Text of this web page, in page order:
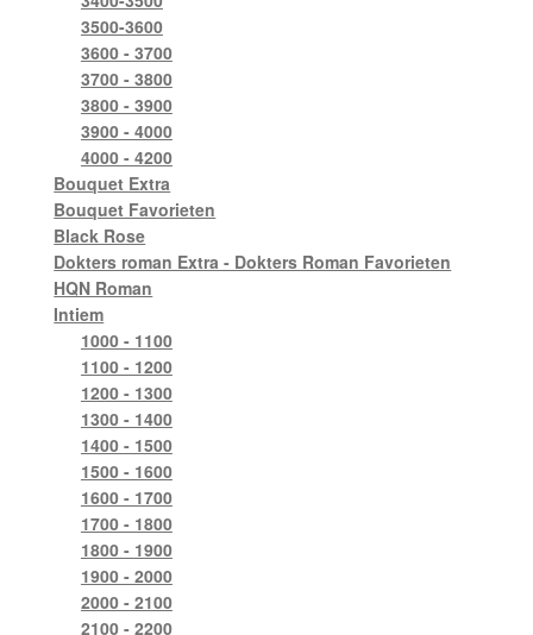
3500-3600
3600 - 3700
3700 - 3800
3800 - 3900
3900 - 4000
4000 - 4200
Bouquet Extra
Bouquet Favorieten
Black Rose
Dokters roman Extra - Dokters Roman Favorieten
HQN Roman
Intiem
1000 - 1100
1100 - 1200
1200 - 1300
1300 - 1400
1400 - 1500
1500 - 1600
1600 - 1700
1700 - 1800
1800 - 1900
1900 - 2000
2000 - 2100
2100 - 2200